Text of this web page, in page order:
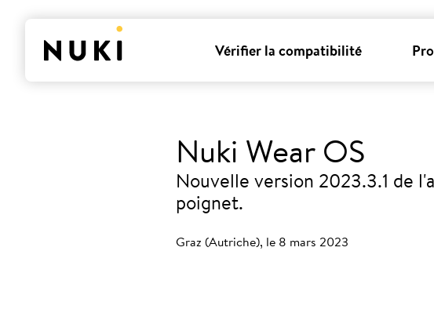
Vérifier la compatibilité
Nuki Wear OS
Nouvelle version 2023.3.1 de
poignet.
Graz (Autriche), le 8 mars 2023